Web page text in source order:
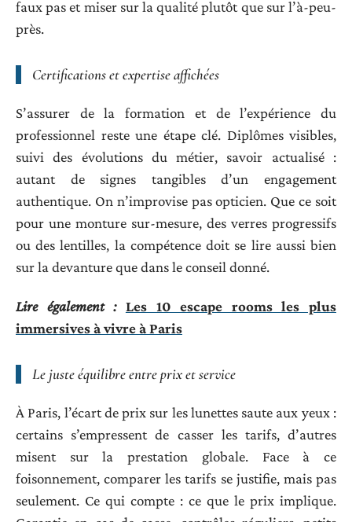
faux pas et miser sur la qualité plutôt que sur l’à-peu-
près.
Certifications et expertise affichées
S’assurer de la formation et de l’expérience du
professionnel reste une étape clé. Diplômes visibles,
suivi des évolutions du métier, savoir actualisé :
autant de signes tangibles d’un engagement
authentique. On n’improvise pas opticien. Que ce soit
pour une monture sur-mesure, des verres progressifs
ou des lentilles, la compétence doit se lire aussi bien
sur la devanture que dans le conseil donné.
Lire également : Les 10 escape rooms les plus
immersives à vivre à Paris
Le juste équilibre entre prix et service
À Paris, l’écart de prix sur les lunettes saute aux yeux :
certains s’empressent de casser les tarifs, d’autres
misent sur la prestation globale. Face à ce
foisonnement, comparer les tarifs se justifie, mais pas
seulement. Ce qui compte : ce que le prix implique.